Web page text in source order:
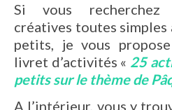
Si vous recherchez
créatives toutes
petits, je vous
livret d’activités « 25
petits sur le thème de
A l’intérieur, vous y